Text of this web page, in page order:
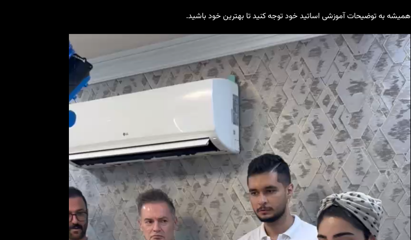
همیشه به توضیحات آموزشی اساتید خود توجه کنید تا بهترین خود باشید.
نمایشگر
ویدیو